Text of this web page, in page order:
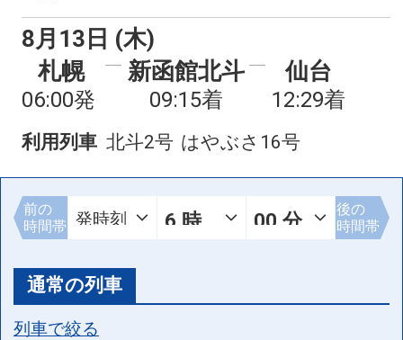
8月13日 (木)
札幌
06:00発
新函館北斗
09:15着
仙台
12:29着
利用列車 北斗2号 はやぶさ16号
前の
時間帯
後の
時間帯
通常の列車
列車で絞る